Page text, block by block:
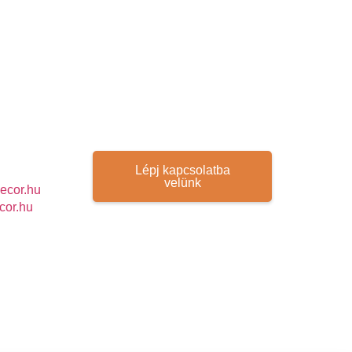
Lépj kapcsolatba
velünk